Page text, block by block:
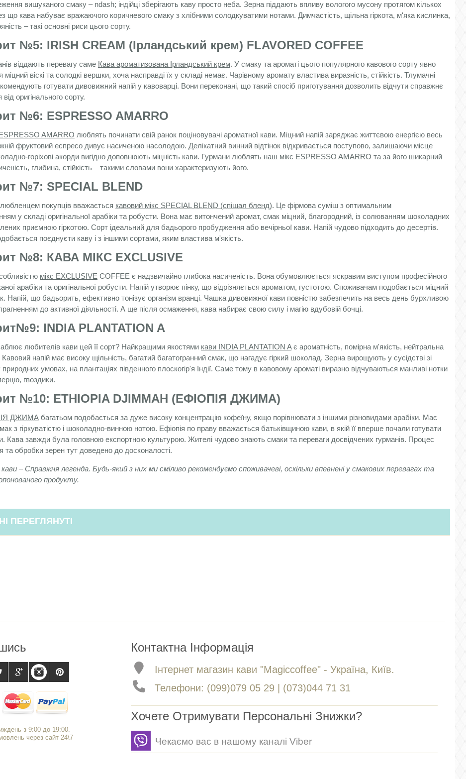
вишуканого смаку – ndash; індійці зберігають каву просто неба. Зерна піддають впливу вологого мусону протягом кількох
що кава набуває вражаючого коричневого смаку з хлібними солодкуватими нотами. Димчастість, щільна гіркота, м'яка кислинка,
– такі основні риси цього сорту.
№5: IRISH CREAM (Ірландський крем) FLAVORED COFFEE
віддають перевагу саме Кава ароматизована Ірландський крем. У смаку та ароматі цього популярного кавового сорту явно
міцний віскі та солодкі вершки, хоча насправді їх у складі немає. Чарівному аромату властива виразність, стійкість. Тлумачні
готувати дивовижний напій у кавоварці. Вони переконані, що такий спосіб приготування дозволить відчути справжнє
оригінального сорту.
№6: ESPRESSO AMARRO
AMARRO люблять починати свій ранок поціновувачі ароматної кави. Міцний напій заряджає життєвою енергією весь
фруктовий еспресо дивує насиченою насолодою. Делікатний винний відтінок відкривається поступово, залишаючи місце
горіхові акорди вигідно доповнюють міцність кави. Гурмани люблять наш мікс ESPRESSO AMARRO та за його шикарний
глибина, стійкість – такими словами вони характеризують його.
№7: SPECIAL BLEND
покупців вважається кавовий мікс SPECIAL BLEND (спішал бленд). Це фірмова суміш з оптимальним
у складі оригінальної арабіки та робусти. Вона має витончений аромат, смак міцний, благородний, із солюванням шоколадних
приємною гіркотою. Сорт ідеальний для бадьорого пробудження або вечірньої кави. Напій чудово підходить до десертів.
поєднуєти каву і з іншими сортами, яким властива м'якість.
№8: КАВА МІКС EXCLUSIVE
мікс EXCLUSIVE COFFEE є надзвичайно глибока насиченість. Вона обумовлюється яскравим виступом професійного
арабіки та оригінальної робусти. Напій утворює пінку, що відрізняється ароматом, густотою. Споживачам подобається міцний
Напій, що бадьорить, ефективно тонізує організм вранці. Чашка дивовижної кави повністю забезпечить на весь день бурхливою
до активної діяльності. А ще після осмаження, кава набирає свою силу і магію вдубовій бочці.
№9: INDIA PLANTATION A
любителів кави цей її сорт? Найкращими якостями кави INDIA PLANTATION Aє ароматність, помірна м'якість, нейтральна
Кавовий напій має високу щільність, багатий багатогранний смак, що нагадує гіркий шоколад. Зерна вирощують у сусідстві зі
умовах, на плантаціях південного плоскогір'я Індії. Саме тому в кавовому ароматі виразно відчуваються манливі нотки
гвоздики.
№10: ETHIOPIA DJIMMAH (ЕФІОПІЯ ДЖИМА)
ДЖИМА багатьом подобається за дуже високу концентрацію кофеїну, якщо порівнювати з іншими різновидами арабіки. Має
з гіркуватістю і шоколадно-винною нотою. Ефіопія по праву вважається батьківщиною кави, в якій її вперше почали готувати
Кава завжди була головною експортною культурою. Жителі чудово знають смаки та переваги досвідчених гурманів. Процес
та обробки зерен тут доведено до досконалості.
– Справжня легенда. Будь-який з них ми сміливо рекомендуємо споживачеві, оскільки впевнені у смакових перевагах та
продукту.
ПЕРЕГЛЯНУТІ
з 9:00 до 19:00.
через сайт 24\7
Контактна Інформація
Інтернет магазин кави "Magiccoffee" - Україна, Київ.
Телефони: (099)079 05 29 | (073)044 71 31
Хочете Отримувати Персональні Знижки?
Чекаємо вас в нашому каналі Viber